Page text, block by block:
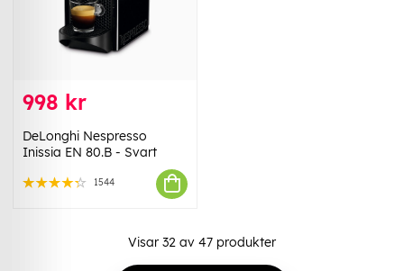
998 kr
DeLonghi Nespresso
Inissia EN 80.B - Svart
1544
Visar 32 av 47 produkter